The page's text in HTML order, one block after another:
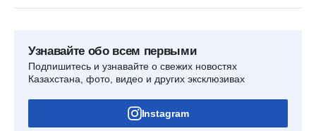
Узнавайте обо всем первыми
Подпишитесь и узнавайте о свежих новостях
Казахстана, фото, видео и других эксклюзивах
Instagram